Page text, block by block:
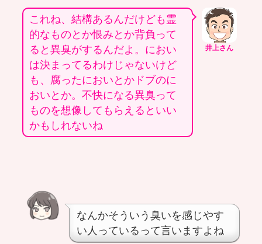
井上さん
これね、結構あるんだけども霊
的なものとか恨みとか背負って
ると異臭がするんだよ。におい
は決まってるわけじゃないけど
も、腐ったにおいとかドブのに
おいとか。不快になる異臭って
ものを想像してもらえるといい
かもしれないね
なんかそういう臭いを感じやす
い人っているって言いますよね